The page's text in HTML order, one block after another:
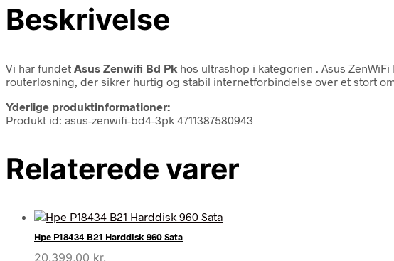
Beskrivelse
Vi har fundet Asus Zenwifi Bd Pk hos ultrashop i kategorien
. Asus
routerløsning, der sikrer hurtig og stabil internetforbindelse over et stort
Yderlige produktinformationer:
Produkt id: asus-zenwifi-bd4-3pk 4711387580943
Relaterede varer
Hpe P18434 B21 Harddisk 960 Sata
20.399,00 kr.